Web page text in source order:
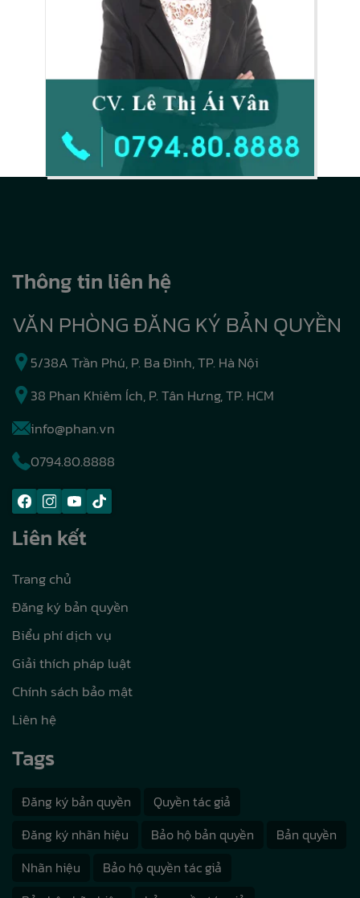
Thông tin liên hệ
VĂN PHÒNG ĐĂNG KÝ BẢN QUYỀN
5/38A Trần Phú, P. Ba Đình, TP. Hà Nội
38 Phan Khiêm Ích, P. Tân Hưng, TP. HCM
info@phan.vn
0794.80.8888
Liên kết
Trang chủ
Đăng ký bản quyền
Biểu phí dịch vụ
Giải thích pháp luật
Chính sách bảo mật
Liên hệ
Tags
Đăng ký bản quyền
Quyền tác giả
Đăng ký nhãn hiệu
Bảo hộ bản quyền
Bản quyền
Nhãn hiệu
Bảo hộ quyền tác giả